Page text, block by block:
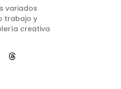
variados
trabajo y
creativa